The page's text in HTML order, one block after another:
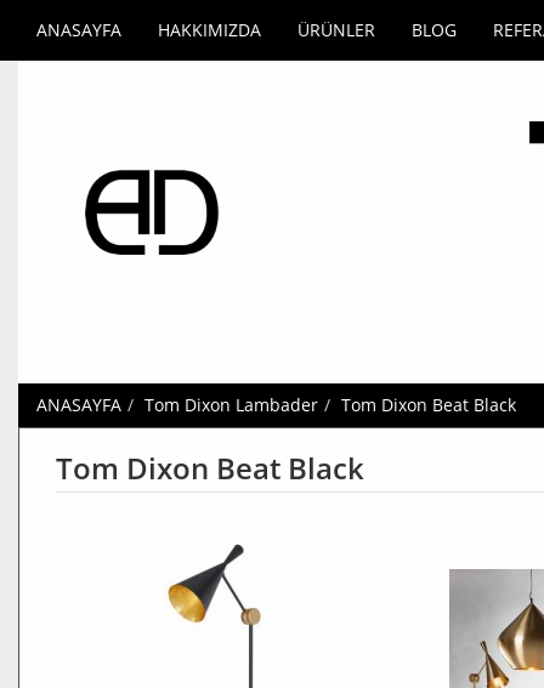
ANASAYFA HAKKIMIZDA ÜRÜNLER BLOG
ANASAYFA Tom Dixon Lambader Tom Dixon Beat Black
Tom Dixon Beat Black